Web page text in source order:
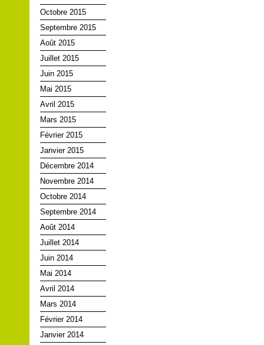
Octobre 2015
Septembre 2015
Août 2015
Juillet 2015
Juin 2015
Mai 2015
Avril 2015
Mars 2015
Février 2015
Janvier 2015
Décembre 2014
Novembre 2014
Octobre 2014
Septembre 2014
Août 2014
Juillet 2014
Juin 2014
Mai 2014
Avril 2014
Mars 2014
Février 2014
Janvier 2014